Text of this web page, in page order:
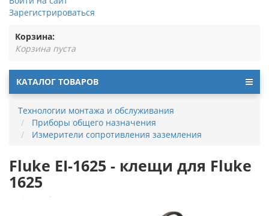
Зарегистрироваться
Корзина:
Корзина пуста
КАТАЛОГ ТОВАРОВ
Технологии монтажа и обслуживания
Приборы общего назначения
Измерители сопротивления заземления
Fluke EI-1625 - клещи для Fluke
1625